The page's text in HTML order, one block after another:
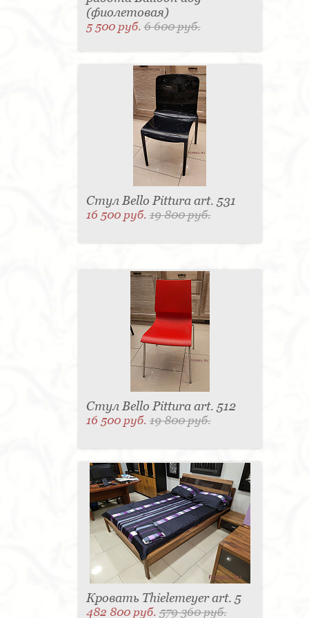
(фиолетовая)
5 500 руб.6 600 руб.
Стул Bello Pittura art. 531
16 500 руб.19 800 руб.
Стул Bello Pittura art. 512
16 500 руб.19 800 руб.
Кровать Thielemeyer art. 5
482 800 руб.579 360 руб.